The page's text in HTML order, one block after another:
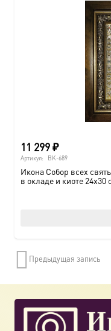
11 299₽
Артикул: BK-689
Икона Собор всех
в окладе и киоте 24х30
Предыдущая запись